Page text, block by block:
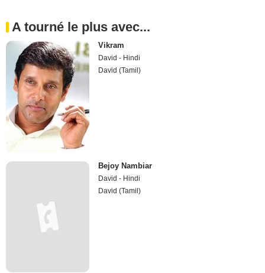
A tourné le plus avec...
Vikram
David - Hindi
David (Tamil)
Bejoy Nambiar
David - Hindi
David (Tamil)